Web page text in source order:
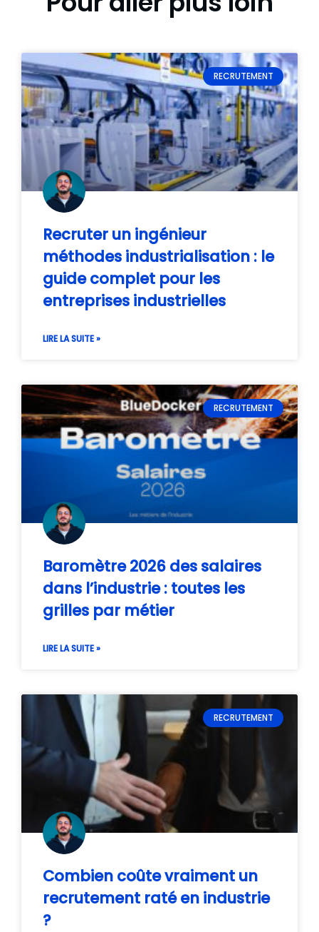
RECRUTEMENT
Recruter un ingénieur
méthodes industrialisation : le
guide complet pour les
entreprises industrielles
LIRE LA SUITE »
RECRUTEMENT
Baromètre 2026 des salaires
dans l’industrie : toutes les
grilles par métier
LIRE LA SUITE »
RECRUTEMENT
Combien coûte vraiment un
recrutement raté en industrie
?